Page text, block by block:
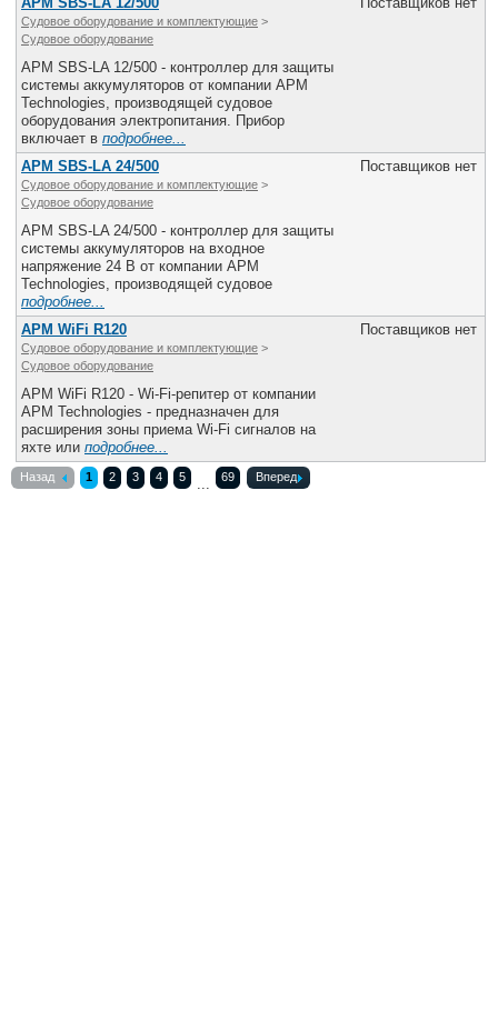
Судовое оборудование и комплектующие >
Судовое оборудование
APM SBS-LA 12/500 - контроллер для защиты
системы аккумуляторов от компании APM
Technologies, производящей судовое
оборудования электропитания. Прибор
включает в подробнее...
APM SBS-LA 24/500
Судовое оборудование и комплектующие >
Судовое оборудование
APM SBS-LA 24/500 - контроллер для защиты
системы аккумуляторов на входное
напряжение 24 В от компании APM
Technologies, производящей судовое
подробнее...
Поставщиков нет
APM WiFi R120
Судовое оборудование и комплектующие >
Судовое оборудование
APM WiFi R120 - Wi-Fi-репитер от компании
APM Technologies - предназначен для
расширения зоны приема Wi-Fi сигналов на
яхте или подробнее...
Поставщиков нет
Назад 1 2 3 4 5 ... 69 Вперед